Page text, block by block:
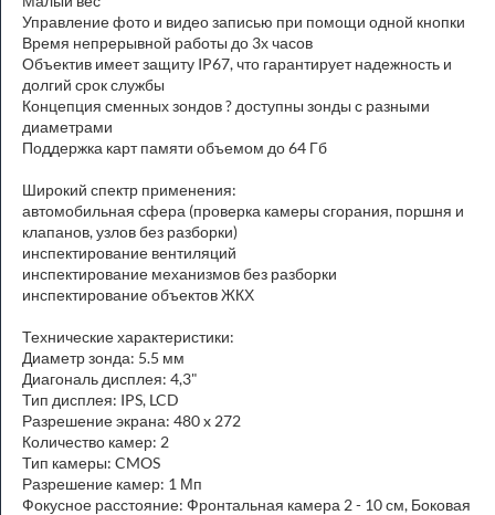
Управление фото и видео записью при помощи одной кнопки
Время непрерывной работы до 3х часов
Объектив имеет защиту IP67, что гарантирует надежность и
долгий срок службы
Концепция сменных зондов ? доступны зонды с разными
диаметрами
Поддержка карт памяти объемом до 64 Гб
Широкий спектр применения:
автомобильная сфера (проверка камеры сгорания, поршня и
клапанов, узлов без разборки)
инспектирование вентиляций
инспектирование механизмов без разборки
инспектирование объектов ЖКХ
Технические характеристики:
Диаметр зонда: 5.5 мм
Диагональ дисплея: 4,3"
Тип дисплея: IPS, LCD
Разрешение экрана: 480 x 272
Количество камер: 2
Тип камеры: CMOS
Разрешение камер: 1 Мп
Фокусное расстояние: Фронтальная камера 2 - 10 см, Боковая